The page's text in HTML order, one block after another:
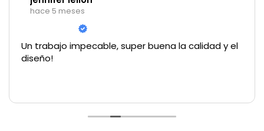
hace 5 meses
Un trabajo impecable, super buena la calidad y el
diseño!